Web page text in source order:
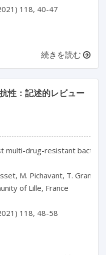
118, 40-47
続きを読む
性：記述的レビュー
multi-drug-resistant
M. Pichavant, T.
of Lille, France
118, 48-58